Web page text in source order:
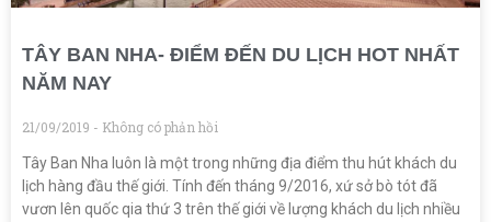
TÂY BAN NHA- ĐIỂM ĐẾN DU LỊCH HOT NHẤT
NĂM NAY
21/09/2019 Không có phản hồi
Tây Ban Nha luôn là một trong những địa điểm thu hút khách du
lịch hàng đầu thế giới. Tính đến tháng 9/2016, xứ sở bò tót đã
vươn lên quốc qia thứ 3 trên thế giới về lượng khách du lịch nhiều